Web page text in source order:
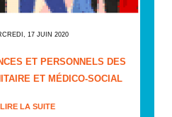
17 JUIN 2020
ET PERSONNELS DES
ET MÉDICO-SOCIAL
LIRE LA SUITE